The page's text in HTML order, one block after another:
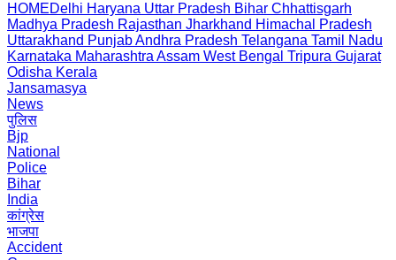
HOMEDelhi Haryana Uttar Pradesh Bihar Chhattisgarh
Madhya Pradesh Rajasthan Jharkhand Himachal Pradesh
Uttarakhand PunjabAndhra Pradesh Telangana Tamil Nadu
Karnataka Maharashtra Assam West Bengal Tripura Gujarat
Odisha Kerala
Jansamasya
News
पुलिस
Bjp
National
Police
Bihar
India
कांग्रेस
भाजपा
Accident